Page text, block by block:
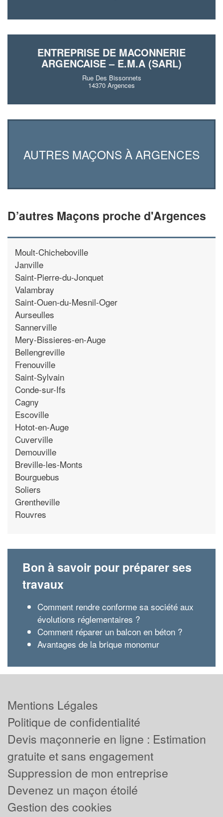
ENTREPRISE DE MACONNERIE
ARGENCAISE – E.M.A (SARL)
Rue Des Bissonnets
14370 Argences
AUTRES MAÇONS À ARGENCES
D’autres Maçons proche d'Argences
Moult-Chicheboville
Janville
Saint-Pierre-du-Jonquet
Valambray
Saint-Ouen-du-Mesnil-Oger
Aurseulles
Sannerville
Mery-Bissieres-en-Auge
Bellengreville
Frenouville
Saint-Sylvain
Conde-sur-Ifs
Cagny
Escoville
Hotot-en-Auge
Cuverville
Demouville
Breville-les-Monts
Bourguebus
Soliers
Grentheville
Rouvres
Bon à savoir pour préparer ses
travaux
Comment rendre conforme sa société aux
évolutions réglementaires ?
Comment réparer un balcon en béton ?
Avantages de la brique monomur
Mentions Légales
Politique de confidentialité
Devis maçonnerie en ligne : Estimation
gratuite et sans engagement
Suppression de mon entreprise
Devenez un maçon étoilé
Gestion des cookies